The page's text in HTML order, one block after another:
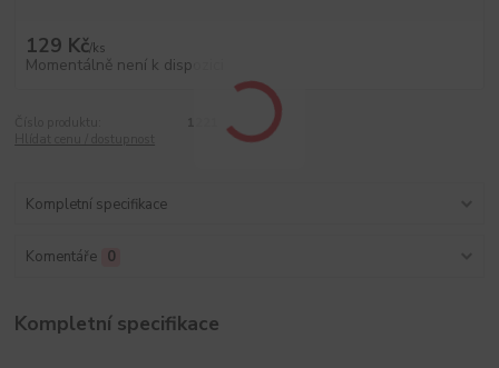
129 Kč/ks
Momentálně není k dispozici
Kompletní specifikace
Komentáře 0
Kompletní specifikace